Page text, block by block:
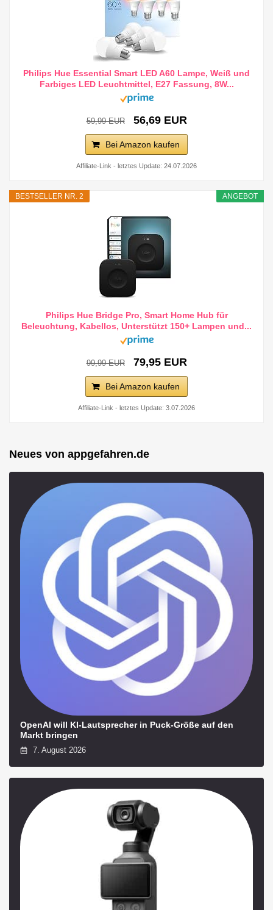
Philips Hue Essential Smart LED A60 Lampe, Weiß und
Farbiges LED Leuchtmittel, E27 Fassung, 8W...
59,99 EUR 56,69 EUR
Bei Amazon kaufen
Affiliate-Link - letztes Update: 24.07.2026
ANGEBOT
BESTSELLER NR. 2
Philips Hue Bridge Pro, Smart Home Hub für
Beleuchtung, Kabellos, Unterstützt 150+ Lampen und...
99,99 EUR 79,95 EUR
Bei Amazon kaufen
Affiliate-Link - letztes Update: 3.07.2026
Neues von appgefahren.de
OpenAI will KI-Lautsprecher in Puck-Größe auf den
Markt bringen
7. August 2026